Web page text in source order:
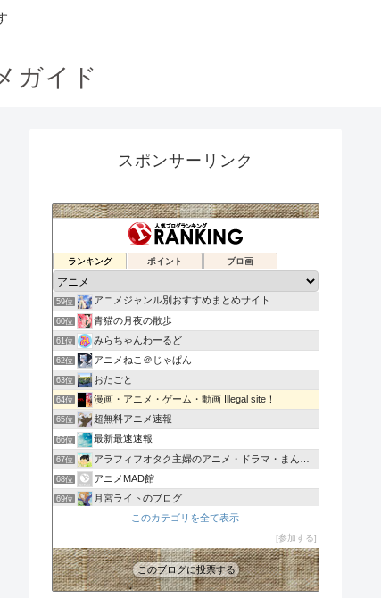
ガイド
スポンサーリンク
ランキング ポイント ブロ画
57位 アニメもりもりNEWS
58位
59位 アニメジャンル別おすすめまとめサイト
60位 青猫の月夜の散歩
61位 みらちゃんわーるど
62位 アニメねこ＠じゃぱん
63位 おたごと
64位 漫画・アニメ・ゲーム・動画 Illegal site！
65位 超無料アニメ速報
66位 最新最速速報
67位 アラフィフオタク主婦のアニメ・ドラマ・まんが情報
68位 アニメMAD館
69位 月宮ライトのブログ
batuの宇宙戦艦ヤマトを考える部屋
アニメのまとめサイトだよ！？（あにまと）
このカテゴリを全て表示
参加する
このブログに投票する